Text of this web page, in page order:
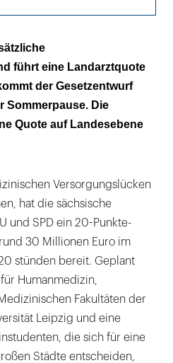
in der Telemedizin
Praxisassistentinnen
keine Landarztquote
Prozent-Quote und neuer
führt eine Landarztquote
der Gesetzentwurf
Sommerpause. Die
Quote auf Landesebene
Versorgungslücken
hat die sächsische
und SPD ein 20-Punkte-
30 Millionen Euro im
stünden bereit. Geplant
Humanmedizin,
Fakultäten der
Leipzig und eine
die sich für eine
Städte entscheiden,